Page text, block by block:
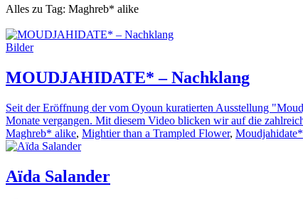
Alles zu Tag: Maghreb* alike
Bilder
MOUDJAHIDATE* – Nachklang
Seit der Eröffnung der vom Oyoun kuratierten Ausstellung
Monate vergangen. Mit diesem Video blicken wir auf die
Maghreb* alike, Mightier than a Trampled Flower, Moudjahidate*
Aïda Salander